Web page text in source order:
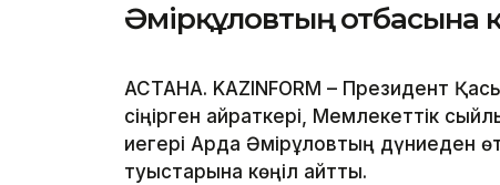
Әмірқұловтың отбасына
АСТАНА. KAZINFORM – Президент
сіңірген қайраткері, Мемлекеттік
иегері Ардақ Әмірқұловтың дүниеден
туыстарына көңіл айтты.